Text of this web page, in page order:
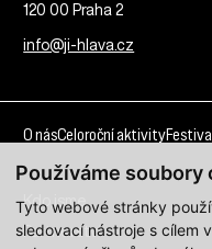
Používáme soubory
Tyto webové stránky
sledovací nástroje s cílem
120 00 Praha 2
info@ji-hlava.cz
O násCeloroční aktivityFestival
Kdo jsme
Partnerství